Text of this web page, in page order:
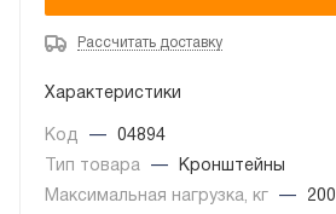
Рассчитать доставку
Характеристики
Код —
04894
Тип товара
—
Кронштейны
Максимальная нагрузка, кг
—
200